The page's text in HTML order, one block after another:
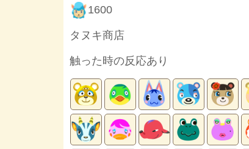
1600
タヌキ商店
触った時の反応あり